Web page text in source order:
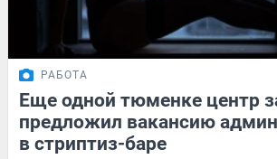
РАБОТА
Еще одной тюменке центр
предложил вакансию
в стриптиз-баре